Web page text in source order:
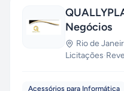
Negócios
Rio de
Licitações·
Acessórios para Informática